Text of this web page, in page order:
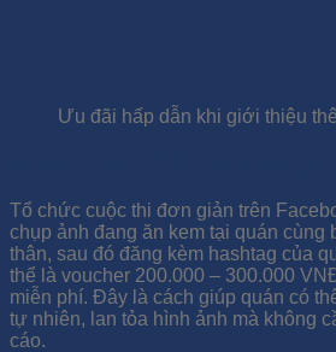
Ưu đãi hấp dẫn khi giới thiệu
Tổ chức cuộc thi đơn giản trên
chụp ảnh đang ăn kem tại quán cùng
thân, sau đó đăng kèm hashtag của
thể là voucher 200.000 – 300.000
miễn phí. Đây là cách giúp quán có
tự nhiên, lan tỏa hình ảnh mà không
cáo.